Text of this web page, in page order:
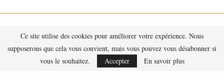
Ce site utilise des cookies pour améliorer votre expérience. Nous
supposerons que cela vous convient, mais vous pouvez vous désabonner si
vous le souhaitez.
Accepter En savoir plus